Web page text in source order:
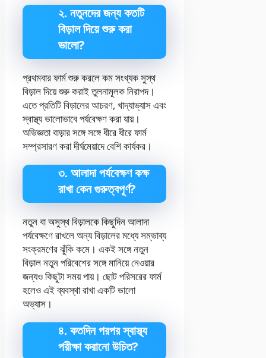
২. নতুনদের জন্য কতটি
বিড়াল দিয়ে শুরু করা
ভালো?
প্রথমবার ফার্ম শুরু করলে কম সংখ্যক সুস্থ
বিড়াল দিয়ে শুরু করাই তুলনামূলক নিরাপদ।
এতে প্রতিটি বিড়ালের আচরণ, খাদ্যাভ্যাস এবং
স্বাস্থ্য ভালোভাবে পর্যবেক্ষণ করা যায়।
অভিজ্ঞতা বাড়ার সঙ্গে সঙ্গে ধীরে ধীরে ফার্ম
সম্প্রসারণ করা দীর্ঘমেয়াদে বেশি কার্যকর।
৩. আলাদা পর্যবেক্ষণ কক্ষ
রাখা কেন গুরুত্বপূর্ণ?
নতুন বা অসুস্থ বিড়ালকে কিছুদিন আলাদা
পর্যবেক্ষণে রাখলে অন্য বিড়ালের মধ্যে সম্ভাব্য
সংক্রমণের ঝুঁকি কমে। একই সঙ্গে নতুন
বিড়াল নতুন পরিবেশের সঙ্গে মানিয়ে নেওয়ার
জন্যও কিছুটা সময় পায়। ছোট পরিসরের ফার্ম
হলেও এই ব্যবস্থা রাখা একটি ভালো
অভ্যাস।
৪. কতদিন পরপর স্বাস্থ্য
পরীক্ষা করানো উচিত?